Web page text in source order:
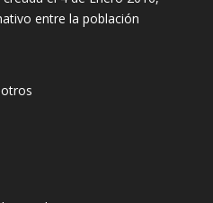
entre la población